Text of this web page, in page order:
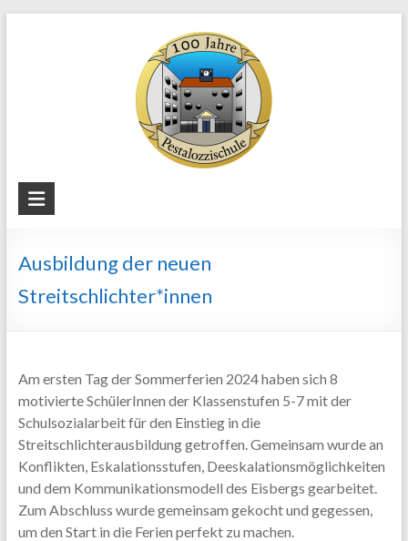
Staatliche
"Pestalozzi"
Weimar
Ausbildung der neuen
Streitschlichter*innen
Am ersten Tag der Sommerferien 2024 haben sich 8
motivierte SchülerInnen der Klassenstufen 5-7 mit der
Schulsozialarbeit für den Einstieg in die
Streitschlichterausbildung getroffen. Gemeinsam wurde an
Konflikten, Eskalationsstufen, Deeskalationsmöglichkeiten
und dem Kommunikationsmodell des Eisbergs gearbeitet.
Zum Abschluss wurde gemeinsam gekocht und gegessen,
um den Start in die Ferien perfekt zu machen.